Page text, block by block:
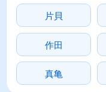
片貝
作田
真亀